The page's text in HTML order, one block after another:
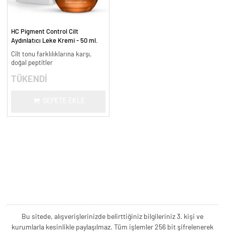
HC Pigment Control Cilt
Aydınlatıcı Leke Kremi - 50 ml.
Cilt tonu farklılıklarına karşı,
doğal peptitler
TÜKENDİ
Bu sitede, alışverişlerinizde belirttiğiniz bilgileriniz 3. kişi ve
kurumlarla kesinlikle paylaşılmaz. Tüm işlemler 256 bit şifrelenerek